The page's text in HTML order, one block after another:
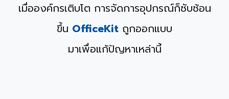
เมื่อองค์กรเติบโต การจัดการอุปกรณ์ก็ซับซ้อน
ขึ้น OfficeKit ถูกออกแบบ
มาเพื่อแก้ปัญหาเหล่านี้